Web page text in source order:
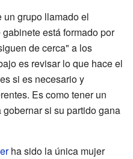
grupo llamado el
gabinete está formado por
de cerca" a los
es revisar lo que hace el
si es necesario y
Es como tener un
si su partido gana
ha sido la única mujer